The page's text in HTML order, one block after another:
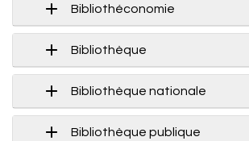
Bibliothéconomie
Bibliothèque
Bibliothèque nationale
Bibliothèque publique